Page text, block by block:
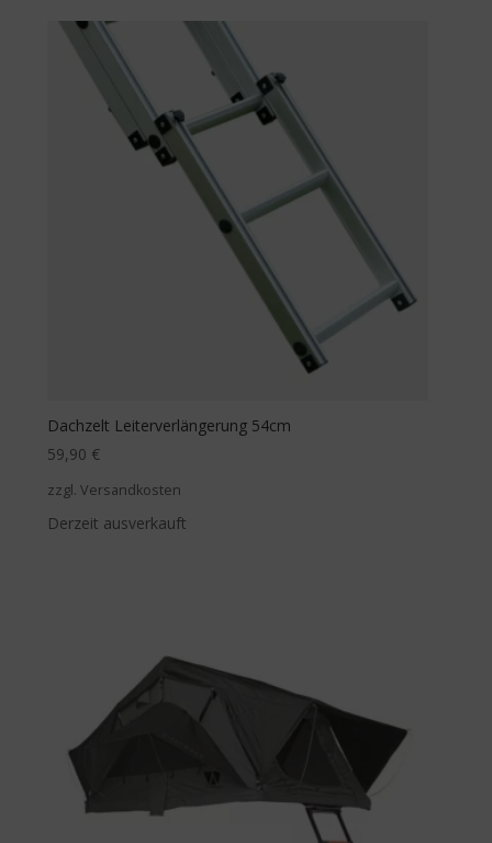
Dachzelt Leiterverlängerung 54cm
59,90 €
zzgl. Versandkosten
Derzeit ausverkauft